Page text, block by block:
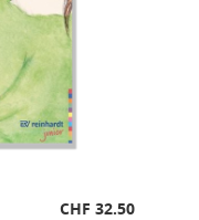
CHF 32.50